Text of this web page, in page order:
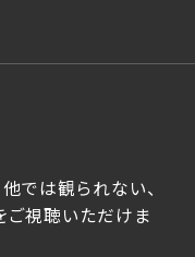
では観られない、
ご視聴いただけま